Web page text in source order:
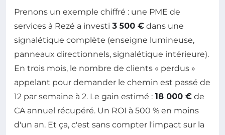
Prenons un exemple chiffré : une PME de
services à Rezé a investi 3 500 € dans une
signalétique complète (enseigne lumineuse,
panneaux directionnels, signalétique intérieure).
En trois mois, le nombre de clients « perdus »
appelant pour demander le chemin est passé de
12 par semaine à 2. Le gain estimé : 18 000 € de
CA annuel récupéré. Un ROI à 500 % en moins
d'un an. Et ça, c'est sans compter l'impact sur la